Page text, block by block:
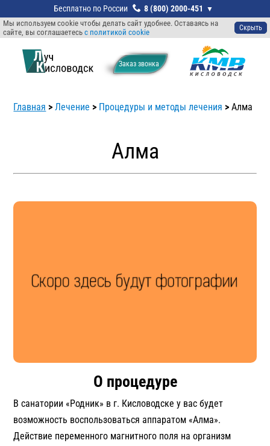
Мы используем cookie чтобы делать сайт удобнее. Оставаясь на
сайте, вы соглашаетесь с политикой cookie Скрыть
Заказ звонкa
8 (800) 2000-451
Главная >Лечение > Процедуры и методы лечения >Алма
Алма
О процедуре
В санатории «Родник» в г. Кисловодске у вас будет
возможность воспользоваться аппаратом «Алма».
Действие переменного магнитного поля на организм